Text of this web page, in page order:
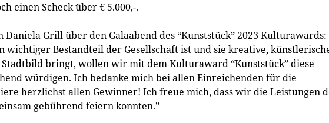
einen Scheck über € 5.000,-.
Grill über den Galaabend des “Kunststück” 2023 Kulturawards:
wichtiger Bestandteil der Gesellschaft ist und sie kreative,
bringt, wollen wir mit dem Kulturaward “Kunststück” diese
würdigen. Ich bedanke mich bei allen Einreichenden für die
herzlichst allen Gewinner! Ich freue mich, dass wir die Leistungen
gebührend feiern konnten.”